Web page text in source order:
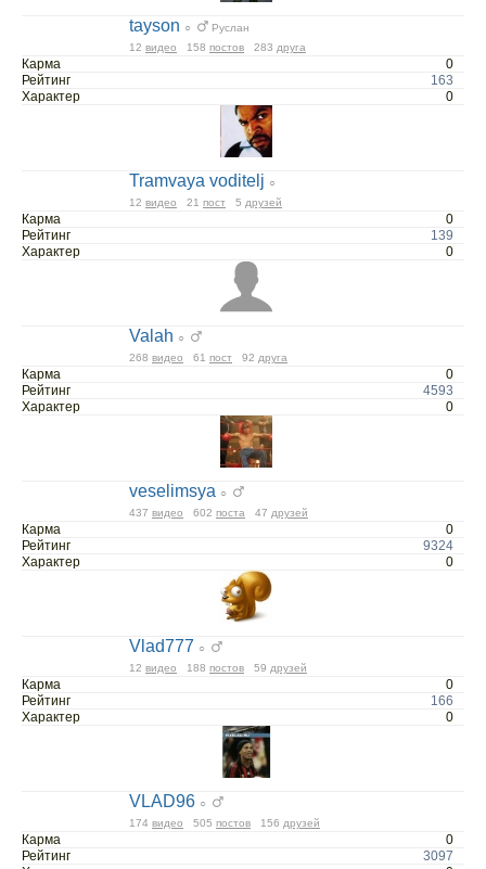
tayson ○
Руслан
12 видео 158 постов 283 друга
Карма
0
Рейтинг
163
Характер
0
Tramvaya voditelj ○
12 видео 21 пост 5 друзей
Карма
0
Рейтинг
139
Характер
0
Valah ○
268 видео 61 пост 92 друга
Карма
0
Рейтинг
4593
Характер
0
veselimsya ○
437 видео 602 поста 47 друзей
Карма
0
Рейтинг
9324
Характер
0
Vlad777 ○
12 видео 188 постов 59 друзей
Карма
0
Рейтинг
166
Характер
0
VLAD96 ○
174 видео 505 постов 156 друзей
Карма
0
Рейтинг
3097